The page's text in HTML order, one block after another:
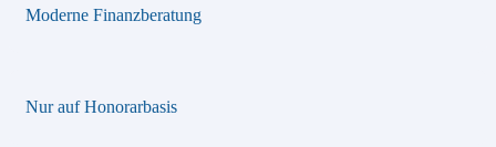
Moderne Finanzberatung
Nur auf Honorarbasis